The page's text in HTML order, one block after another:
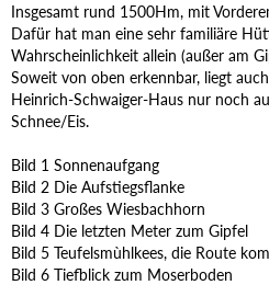
Insgesamt rund 1500Hm, mit
Dafür hat man eine sehr familiäre
Wahrscheinlichkeit allein (außer am
Soweit von oben erkennbar, liegt
Heinrich-Schwaiger-Haus nur noch
Schnee/Eis.
Bild 1 Sonnenaufgang
Bild 2 Die Aufstiegsflanke
Bild 3 Großes Wiesbachhorn
Bild 4 Die letzten Meter zum Gipfel
Bild 5 Teufelsmùhlkees, die Route
Bild 6 Tiefblick zum Moserboden